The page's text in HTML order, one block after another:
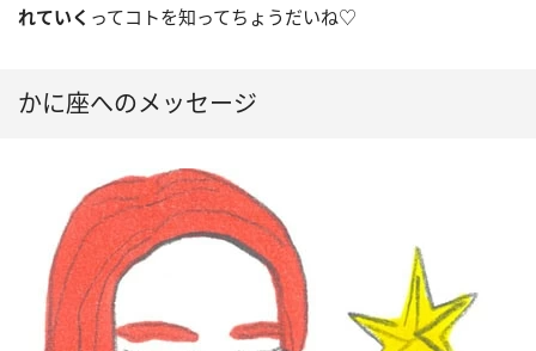
れていく ってコトを知ってちょうだいね♡
かに座へのメッセージ